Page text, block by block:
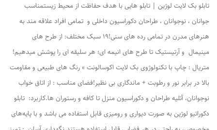
تابلو بک لایت لوژین | تابلو هایی با هدف حفاظت از محیط زیستمناسب
جوانان ، نوجوانان ، طراحان دکوراسیون داخلی و تمامی افراد علاقه مند به
هنرهای مدرن در تمامی رده های سنی!۱۹ سبک مختلف: از طرح های
مینیمال و آرتیستیک تا طرح های انیمه ای؛ هر سلیقه ای را پوشش میدهیم!
متریال : چاپ با تکنولوژوی بک لایت اکوسالونت » رنگ های طبیعی و مقاومت
بالا در برابر نور و رطوبت + ماندگاری بی نظیر!فضای مناسب : از اتاق خواب
نوجوانان، آتلیه طراحان و دکوراسیون منزل تا کافه و رستوران ها.کاربرد: تابلو
دکوراتیو لوژین به صورت دیواری و رومیزی قابل استفاده می باشد و با پایه‌های